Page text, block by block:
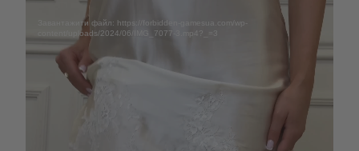
Завантажити файл: https://forbidden-gamesua.com/wp-
content/uploads/2024/06/IMG_7077-3.mp4?_=3